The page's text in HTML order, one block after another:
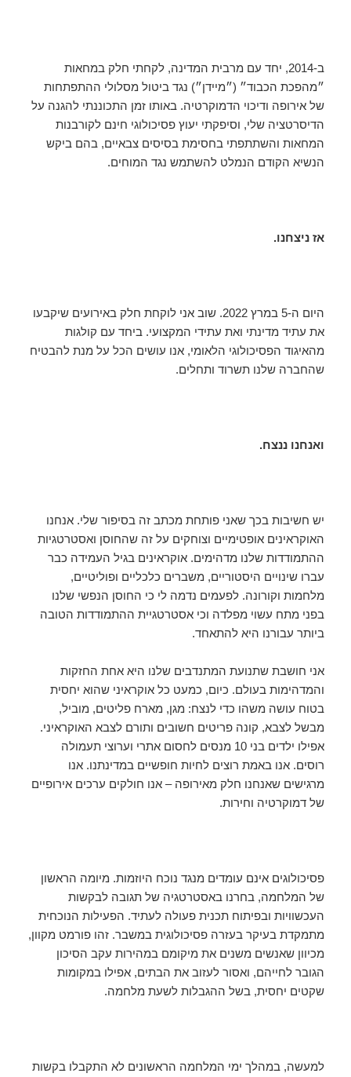
ב-2014, יחד עם מרבית המדינה, לקחתי חלק במחאות
״מהפכת הכבוד״ (״מיידן״) נגד ביטול מסלולי ההתפתחות
של אירופה ודיכוי הדמוקרטיה. באותו זמן התכוננתי להגנה על
הדיסרטציה שלי, וסיפקתי יעוץ פסיכולוגי חינם לקורבנות
המחאות והשתתפתי בחסימת בסיסים צבאיים, בהם ביקש
הנשיא הקודם הנמלט להשתמש נגד המוחים.
אז ניצחנו.
היום ה-5 במרץ 2022. שוב אני לוקחת חלק באירועים שיקבעו
את עתיד מדינתי ואת עתידי המקצועי. ביחד עם קולגות
מהאיגוד הפסיכולוגי הלאומי, אנו עושים הכל על מנת להבטיח
שהחברה שלנו תשרוד ותחלים.
ואנחנו ננצח.
יש חשיבות בכך שאני פותחת מכתב זה בסיפור שלי. אנחנו
האוקראינים אופטימיים וצוחקים על זה שהחוסן ואסטרטגיות
ההתמודדות שלנו מדהימים. אוקראינים בגיל העמידה כבר
עברו שינויים היסטוריים, משברים כלכליים ופוליטיים,
מלחמות וקורונה. לפעמים נדמה לי כי החוסן הנפשי שלנו
בפני מתח עשוי מפלדה וכי אסטרטגיית ההתמודדות הטובה
ביותר עבורנו היא להתאחד.
אני חושבת שתנועת המתנדבים שלנו היא אחת החזקות
והמדהימות בעולם. כיום, כמעט כל אוקראיני שהוא יחסית
בטוח עושה משהו כדי לנצח: מגן, מארח פליטים, מוביל,
מבשל לצבא, קונה פריטים חשובים ותורם לצבא האוקראיני.
אפילו ילדים בני 10 מנסים לחסום אתרי וערוצי תעמולה
רוסים. אנו באמת רוצים לחיות חופשיים במדינתנו. אנו
מרגישים שאנחנו חלק מאירופה – אנו חולקים ערכים אירופיים
של דמוקרטיה וחירות.
פסיכולוגים אינם עומדים מנגד נוכח היוזמות. מיומה הראשון
של המלחמה, בחרנו באסטרטגיה של תגובה לבקשות
העכשוויות ובפיתוח תכנית פעולה לעתיד. הפעילות הנוכחית
מתמקדת בעיקר בעזרה פסיכולוגית במשבר. זהו פורמט מקוון,
מכיוון שאנשים משנים את מיקומם במהירות עקב הסיכון
הגובר לחייהם, ואסור לעזוב את הבתים, אפילו במקומות
שקטים יחסית, בשל ההגבלות לשעת מלחמה.
למעשה, במהלך ימי המלחמה הראשונים לא התקבלו בקשות